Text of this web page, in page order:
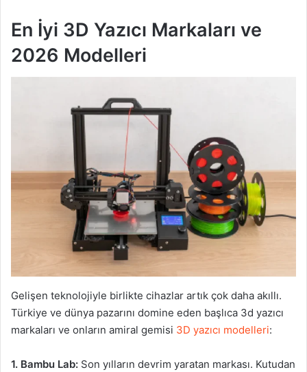
En İyi 3D Yazıcı Markaları ve
2026 Modelleri
Gelişen teknolojiyle birlikte cihazlar artık çok daha akıllı.
Türkiye ve dünya pazarını domine eden başlıca 3d yazıcı
markaları ve onların amiral gemisi 3D yazıcı modelleri:
1. Bambu Lab: Son yılların devrim yaratan markası. Kutudan